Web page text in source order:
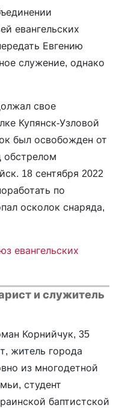
евангельских
Евгению
служение, однако
свое
Купянск-Узловой
был освобожден от
обстрелом
18 сентября 2022
по
осколок снаряда,
евангельских
и служитель
Корнийчук, 35
житель города
из многодетной
студент
баптистской